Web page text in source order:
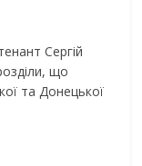
Сергій
що
та Донецької